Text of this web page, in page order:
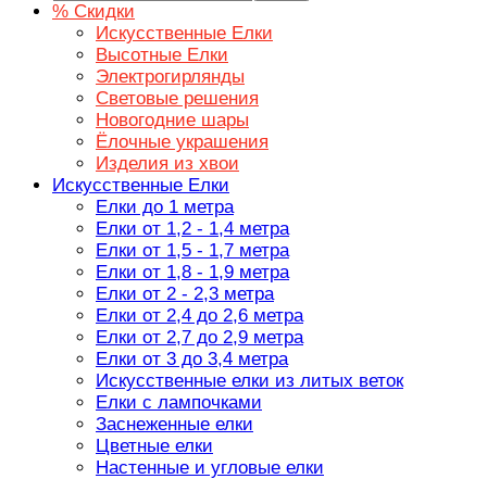
% Скидки
Искусственные Елки
Высотные Елки
Электрогирлянды
Световые решения
Новогодние шары
Ёлочные украшения
Изделия из хвои
Искусственные Елки
Елки до 1 метра
Елки от 1,2 - 1,4 метра
Елки от 1,5 - 1,7 метра
Елки от 1,8 - 1,9 метра
Елки от 2 - 2,3 метра
Елки от 2,4 до 2,6 метра
Елки от 2,7 до 2,9 метра
Елки от 3 до 3,4 метра
Искусственные елки из литых веток
Елки с лампочками
Заснеженные елки
Цветные елки
Настенные и угловые елки